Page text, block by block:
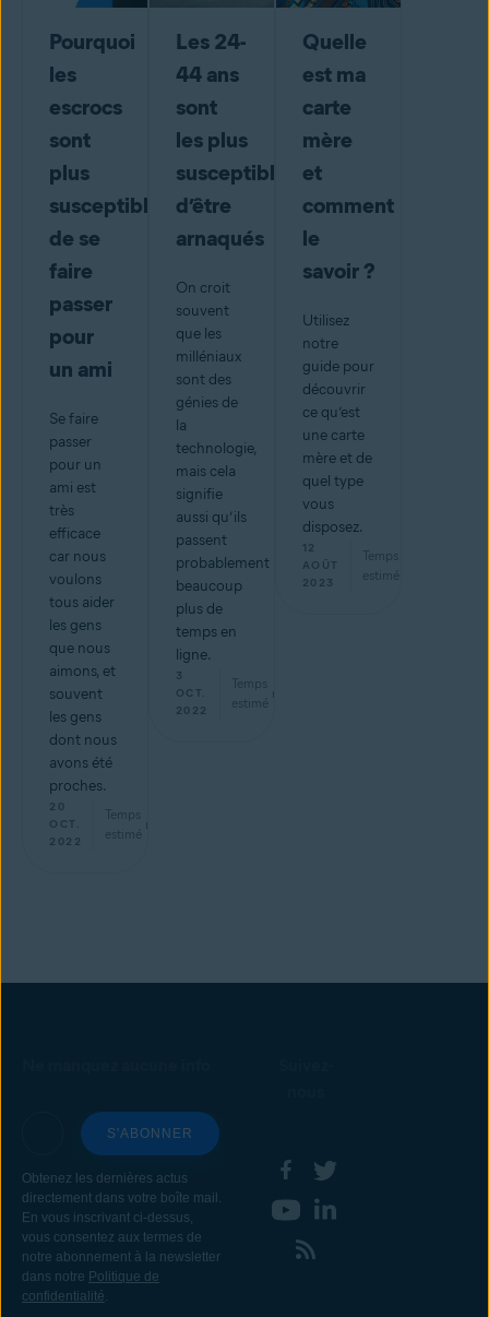
Pourquoi
les
escrocs
sont
plus
susceptibles
de se
faire
passer
pour
un ami
Se faire
passer
pour un
ami est
très
efficace
car nous
voulons
tous aider
les gens
que nous
aimons, et
souvent
les gens
dont nous
avons été
proches.
20
OCT.
2022
Temps
estimé
min
Les 24-
44 ans
sont
les plus
susceptibles
d’être
arnaqués
On croit
souvent
que les
milléniaux
sont des
génies de
la
technologie,
mais cela
signifie
aussi qu’ils
passent
probablement
beaucoup
plus de
temps en
ligne.
3
OCT.
2022
Temps
estimé
min
Quelle
est ma
carte
mère
et
comment
le
savoir ?
Utilisez
notre
guide pour
découvrir
ce qu’est
une carte
mère et de
quel type
vous
disposez.
12
AOÛT
2023
Temps
estimé